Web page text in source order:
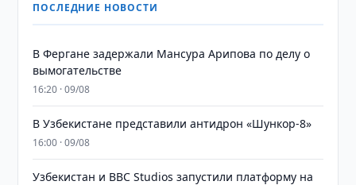
ПОСЛЕДНИЕ НОВОСТИ
В Фергане задержали Мансура Арипова по делу о
вымогательстве
16:20 · 09/08
В Узбекистане представили антидрон «Шункор-8»
16:00 · 09/08
Узбекистан и BBC Studios запустили платформу на